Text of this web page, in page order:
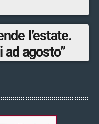
l’estate.
ad agosto”